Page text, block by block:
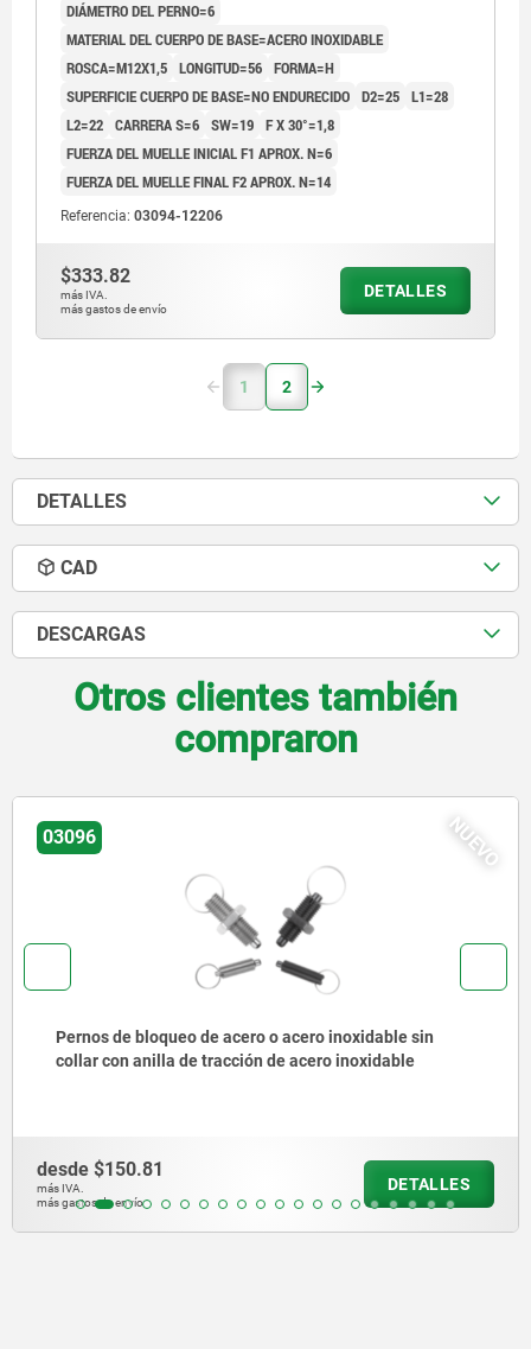
DIÁMETRO DEL PERNO=6
MATERIAL DEL CUERPO DE BASE=ACERO INOXIDABLE
ROSCA=M12X1,5 LONGITUD=56 FORMA=H
SUPERFICIE CUERPO DE BASE=NO ENDURECIDO D2=25 L1=28
L2=22 CARRERA S=6 SW=19 F X 30°=1,8
FUERZA DEL MUELLE INICIAL F1 APROX. N=6
FUERZA DEL MUELLE FINAL F2 APROX. N=14
Referencia: 03094-12206
$333.82
más IVA.
más gastos de envío
DETALLES
1 2
DETALLES
CAD
DESCARGAS
Otros clientes también
compraron
NUEVO
03092
Pernos de bloqueo de acero o acero inoxidable, versión
corta, con vástago roscado
desde$204.99
más IVA.
más gastos de envío
DETALLES